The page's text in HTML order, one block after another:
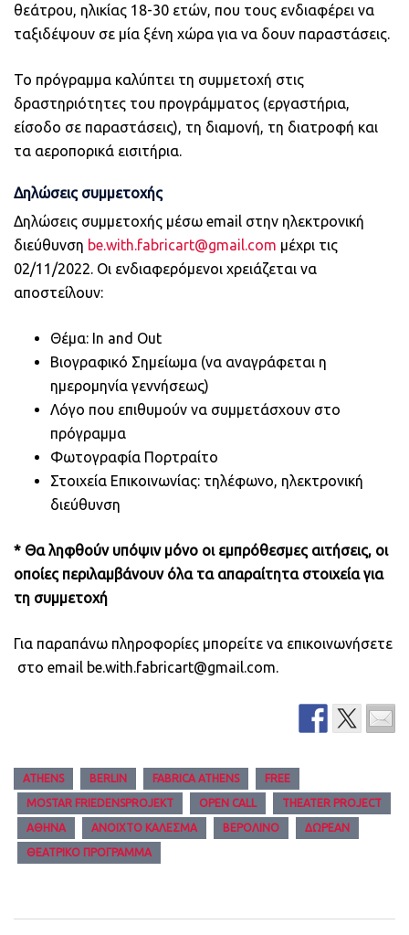
θεάτρου, ηλικίας 18-30 ετών, που τους ενδιαφέρει να
ταξιδέψουν σε μία ξένη χώρα για να δουν παραστάσεις.
To πρόγραμμα καλύπτει τη συμμετοχή στις
δραστηριότητες του προγράμματος (εργαστήρια,
είσοδο σε παραστάσεις), τη διαμονή, τη διατροφή και
τα αεροπορικά εισιτήρια.
Δηλώσεις συμμετοχής
Δηλώσεις συμμετοχής μέσω email στην ηλεκτρονική
διεύθυνση be.with.fabricart@gmail.com μέχρι τις
02/11/2022. Οι ενδιαφερόμενοι χρειάζεται να
αποστείλουν:
Θέμα: In and Out
Βιογραφικό Σημείωμα (να αναγράφεται η
ημερομηνία γεννήσεως)
Λόγο που επιθυμούν να συμμετάσχουν στο
πρόγραμμα
Φωτογραφία Πορτραίτο
Στοιχεία Επικοινωνίας: τηλέφωνο, ηλεκτρονική
διεύθυνση
* Θα ληφθούν υπόψιν μόνο οι εμπρόθεσμες αιτήσεις, οι
οποίες περιλαμβάνουν όλα τα απαραίτητα στοιχεία για
τη συμμετοχή
Για παραπάνω πληροφορίες μπορείτε να επικοινωνήσετε
στο email be.with.fabricart@gmail.com.
ATHENS BERLIN FABRICA ATHENS FREE
MOSTAR FRIEDENSPROJEKT OPEN CALL THEATER PROJECT
ΑΘΉΝΑ ΑΝΟΙΧΤΌ ΚΆΛΕΣΜΑ ΒΕΡΟΛΊΝΟ ΔΩΡΕΆΝ
ΘΕΑΤΡΙΚΌ ΠΡΌΓΡΑΜΜΑ